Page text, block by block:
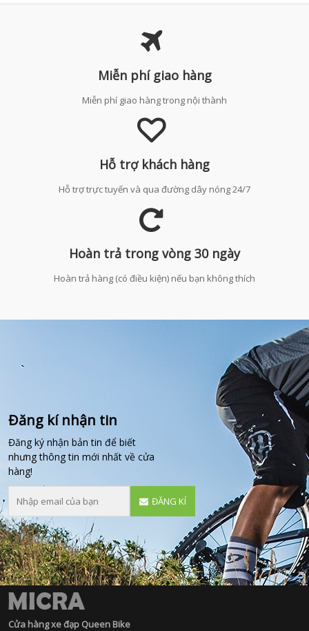
Miễn phí giao hàng
Miễn phí giao hàng trong nội thành
Hỗ trợ khách hàng
Hỗ trợ trực tuyến và qua đường dây nóng 24/7
Hoàn trả trong vòng 30 ngày
Hoàn trả hàng (có điều kiện) nếu bạn không thích
Đăng kí nhận tin
Đăng ký nhận bản tin để biết
nhưng thông tin mới nhất về cửa
hàng!
ĐĂNG KÍ
Cửa hàng xe đạp Queen Bike